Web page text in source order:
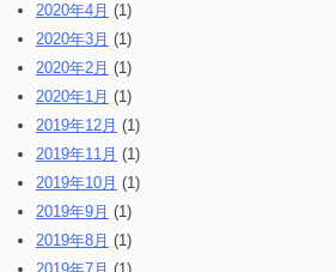
2020年4月 (1)
2020年3月 (1)
2020年2月 (1)
2020年1月 (1)
2019年12月 (1)
2019年11月 (1)
2019年10月 (1)
2019年9月 (1)
2019年8月 (1)